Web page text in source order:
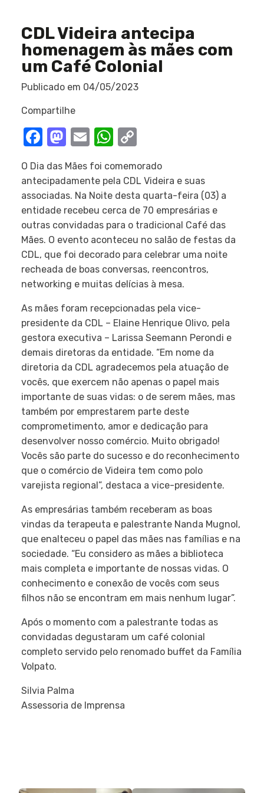
CDL Videira antecipa
homenagem às mães com
um Café Colonial
Publicado em 04/05/2023
Compartilhe
Facebook
Mastodon
EmailWhatsApp
O Dia das Mães foi comemorado
antecipadamente pela CDL Videira e suas
associadas. Na Noite desta quarta-feira (03) a
entidade recebeu cerca de 70 empresárias e
outras convidadas para o tradicional Café das
Mães. O evento aconteceu no salão de festas da
CDL, que foi decorado para celebrar uma noite
recheada de boas conversas, reencontros,
networking e muitas delícias à mesa.
As mães foram recepcionadas pela vice-
presidente da CDL – Elaine Henrique Olivo, pela
gestora executiva – Larissa Seemann Perondi e
demais diretoras da entidade. “Em nome da
diretoria da CDL agradecemos pela atuação de
vocês, que exercem não apenas o papel mais
importante de suas vidas: o de serem mães, mas
também por emprestarem parte deste
comprometimento, amor e dedicação para
desenvolver nosso comércio. Muito obrigado!
Vocês são parte do sucesso e do reconhecimento
que o comércio de Videira tem como polo
varejista regional”, destaca a vice-presidente.
As empresárias também receberam as boas
vindas da terapeuta e palestrante Nanda Mugnol,
que enalteceu o papel das mães nas famílias e na
sociedade. “Eu considero as mães a biblioteca
mais completa e importante de nossas vidas. O
conhecimento e conexão de vocês com seus
filhos não se encontram em mais nenhum lugar”.
Após o momento com a palestrante todas as
convidadas degustaram um café colonial
completo servido pelo renomado buffet da Família
Volpato.
Silvia Palma
Assessoria de Imprensa